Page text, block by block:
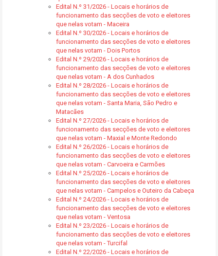
Edital N.º 31/2026 - Locais e horários de
funcionamento das secções de voto e eleitores
que nelas votam - Maceira
Edital N.º 30/2026 - Locais e horários de
funcionamento das secções de voto e eleitores
que nelas votam - Dois Portos
Edital N.º 29/2026 - Locais e horários de
funcionamento das secções de voto e eleitores
que nelas votam - A dos Cunhados
Edital N.º 28/2026 - Locais e horários de
funcionamento das secções de voto e eleitores
que nelas votam - Santa Maria, São Pedro e
Matacães
Edital N.º 27/2026 - Locais e horários de
funcionamento das secções de voto e eleitores
que nelas votam - Maxial e Monte Redondo
Edital N.º 26/2026 - Locais e horários de
funcionamento das secções de voto e eleitores
que nelas votam - Carvoeira e Carmões
Edital N.º 25/2026 - Locais e horários de
funcionamento das secções de voto e eleitores
que nelas votam - Campelos e Outeiro da Cabeça
Edital N.º 24/2026 - Locais e horários de
funcionamento das secções de voto e eleitores
que nelas votam - Ventosa
Edital N.º 23/2026 - Locais e horários de
funcionamento das secções de voto e eleitores
que nelas votam - Turcifal
Edital N.º 22/2026 - Locais e horários de